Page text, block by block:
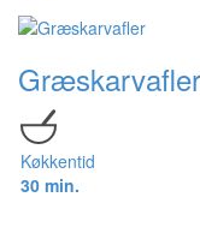
Køkkentid
30 min.